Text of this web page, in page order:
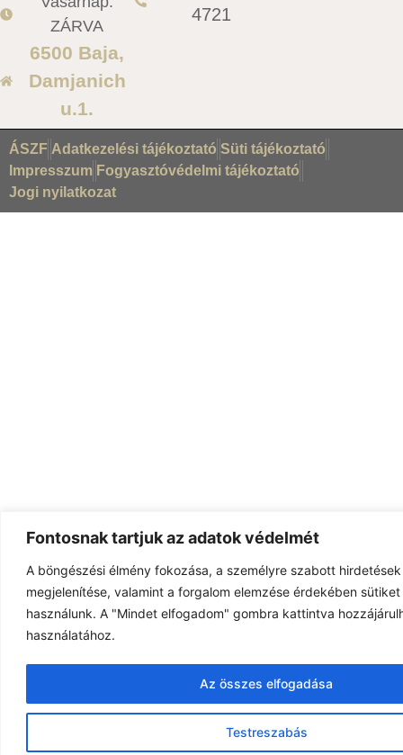
Fontosnak tartjuk az adatok védelmét
A böngészési élmény fokozása, a személyre szabott
megjelenítése, valamint a forgalom elemzése érdekében
használunk. A "Mindet elfogadom" gombra kattintva
használatához.
Testreszabás
Az összes elfogadása
ZÁRVA
6500 Baja,
Damjanich
u.1.
4721
ÁSZF Adatkezelési tájékoztató Süti tájékoztató
Impresszum Fogyasztóvédelmi tájékoztató
Jogi nyilatkozat